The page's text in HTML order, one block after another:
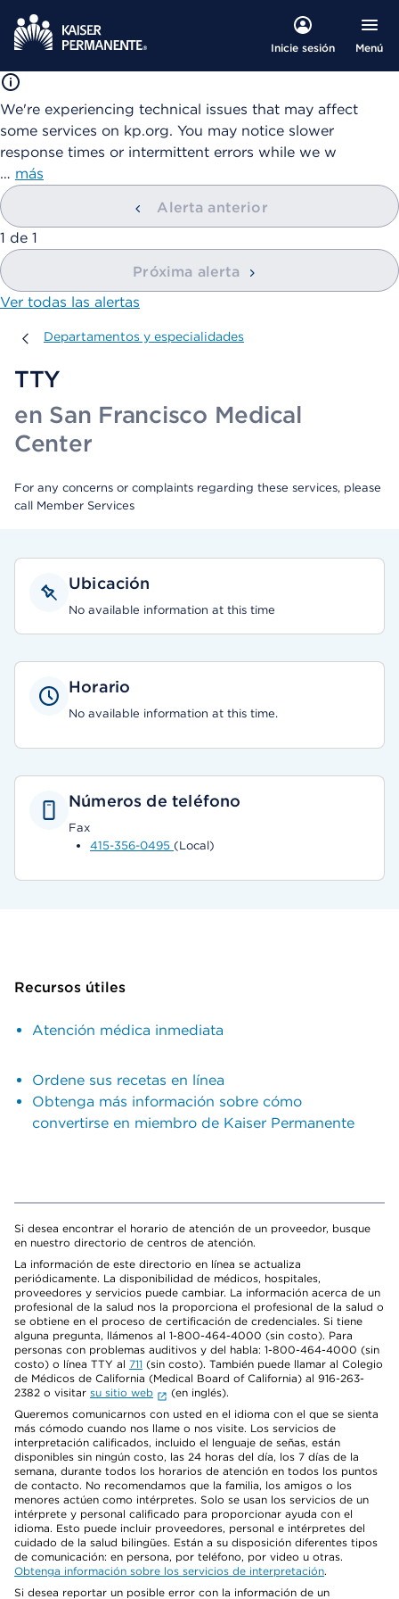
Inicie sesión Menú
We're experiencing technical issues that may affect
some services on kp.org. You may notice slower
response times or intermittent errors while we w
… más
Alerta anterior
mostrando
1 de 1
Próxima alerta
Ver todas las alertas
Departamentos y especialidades
Departamentos y especialidades
TTY
en San Francisco Medical
Center
For any concerns or complaints regarding these services, please
call Member Services
Ubicación
No available information at this time
Horario
No available information at this time.
Números de teléfono
Fax
415-356-0495 (Local)
Recursos útiles
Atención médica inmediata
Ordene sus recetas en línea
Obtenga más información sobre cómo
convertirse en miembro de Kaiser Permanente
Si desea encontrar el horario de atención de un proveedor, busque
en nuestro directorio de centros de atención.
La información de este directorio en línea se actualiza
periódicamente. La disponibilidad de médicos, hospitales,
proveedores y servicios puede cambiar. La información acerca de un
profesional de la salud nos la proporciona el profesional de la salud o
se obtiene en el proceso de certificación de credenciales. Si tiene
alguna pregunta, llámenos al 1-800-464-4000 (sin costo). Para
personas con problemas auditivos y del habla: 1-800-464-4000 (sin
costo) o línea TTY al 711 (sin costo). También puede llamar al Colegio
de Médicos de California (Medical Board of California) al 916-263-
2382 o visitar su sitio web
(en inglés).
Queremos comunicarnos con usted en el idioma con el que se sienta
más cómodo cuando nos llame o nos visite. Los servicios de
interpretación calificados, incluido el lenguaje de señas, están
disponibles sin ningún costo, las 24 horas del día, los 7 días de la
semana, durante todos los horarios de atención en todos los puntos
de contacto. No recomendamos que la familia, los amigos o los
menores actúen como intérpretes. Solo se usan los servicios de un
intérprete y personal calificado para proporcionar ayuda con el
idioma. Esto puede incluir proveedores, personal e intérpretes del
cuidado de la salud bilingües. Están a su disposición diferentes tipos
de comunicación: en persona, por teléfono, por video u otras.
Obtenga información sobre los servicios de interpretación.
Si desea reportar un posible error con la información de un